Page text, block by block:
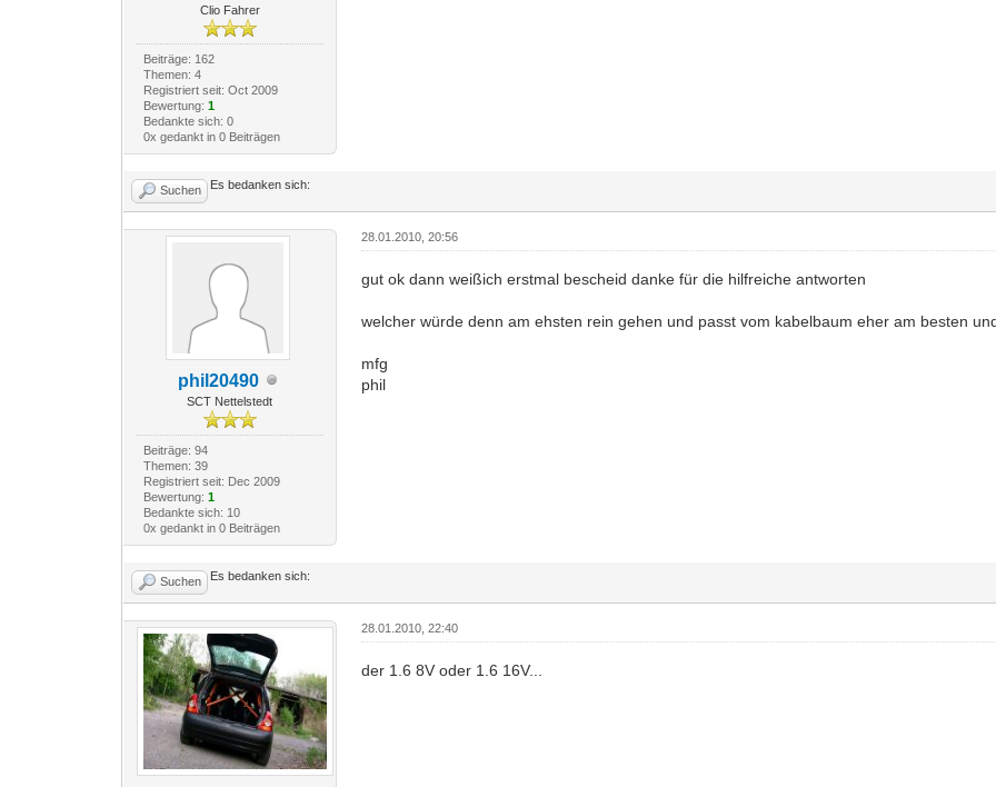
Clio Fahrer
Beiträge: 162
Themen: 4
Registriert seit: Oct 2009
Bewertung: 1
Bedankte sich: 0
0x gedankt in 0 Beiträgen
Suchen Es bedanken sich:
phil20490
SCT Nettelstedt
Beiträge: 94
Themen: 39
Registriert seit: Dec 2009
Bewertung: 1
Bedankte sich: 10
0x gedankt in 0 Beiträgen
28.01.2010, 20:56
gut ok dann weißich erstmal bescheid danke für die hilfreiche antworten
welcher würde denn am ehsten rein gehen und passt vom kabelbaum eher am besten
mfg
phil
Suchen Es bedanken sich:
28.01.2010, 22:40
der 1.6 8V oder 1.6 16V...